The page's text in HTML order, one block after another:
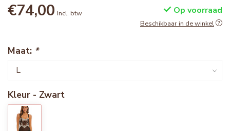
€74,00 Incl. btw Op voorraad
Beschikbaar in de winkel
Maat: *
Kleur - Zwart